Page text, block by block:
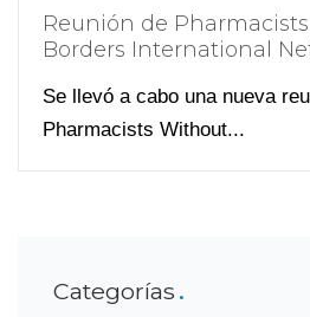
Reunión de
Borders International
Se llevó a cabo una nueva
Pharmacists Without...
Categorías